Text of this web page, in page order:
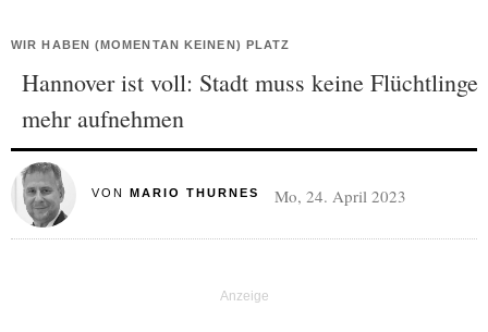
WIR HABEN (MOMENTAN KEINEN) PLATZ
Hannover ist voll: Stadt muss keine Flüchtlinge
mehr aufnehmen
VON MARIO THURNES Mo, 24. April 2023